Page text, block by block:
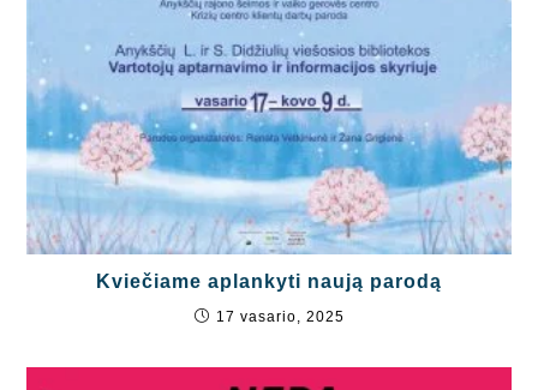
Kviečiame aplankyti naują parodą
17 vasario, 2025